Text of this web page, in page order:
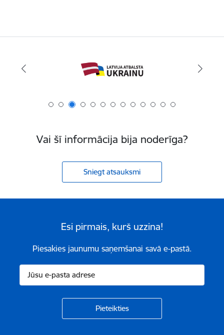
Vai šī informācija bija noderīga?
Sniegt atsauksmi
Esi pirmais, kurš uzzina!
Piesakies jaunumu saņemšanai savā e-pastā.